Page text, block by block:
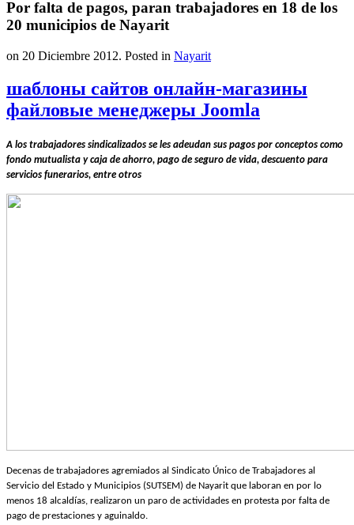
Por falta de pagos, paran trabajadores en 18 de los
20 municipios de Nayarit
on 20 Diciembre 2012. Posted in Nayarit
шаблоны сайтов онлайн-магазины
файловые менеджеры Joomla
A los trabajadores sindicalizados se les adeudan sus pagos por conceptos como
fondo mutualista y caja de ahorro, pago de seguro de vida, descuento para
servicios funerarios, entre otros
Decenas de trabajadores agremiados al Sindicato Único de Trabajadores al
Servicio del Estado y Municipios (SUTSEM) de Nayarit que laboran en por lo
menos 18 alcaldías, realizaron un paro de actividades en protesta por falta de
pago de prestaciones y aguinaldo.